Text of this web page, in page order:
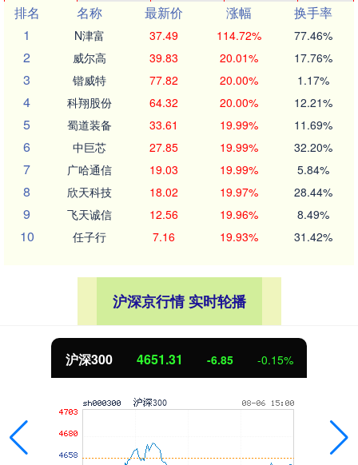
排名
名称 最新价 涨幅
换手率
1
N津富 37.49 114.72% 77.46%
2 威尔高 39.83 20.01% 17.76%
3 锴威特 77.82 20.00% 1.17%
4 科翔股份 64.32 20.00% 12.21%
5 蜀道装备 33.61 19.99% 11.69%
6 中巨芯 27.85 19.99% 32.20%
7 广哈通信 19.03 19.99% 5.84%
8 欣天科技 18.02 19.97% 28.44%
9 飞天诚信 12.56 19.96% 8.49%
10 任子行 7.16 19.93% 31.42%
沪深京行情 实时轮播
沪深300 4651.31 -6.85 -0.15%